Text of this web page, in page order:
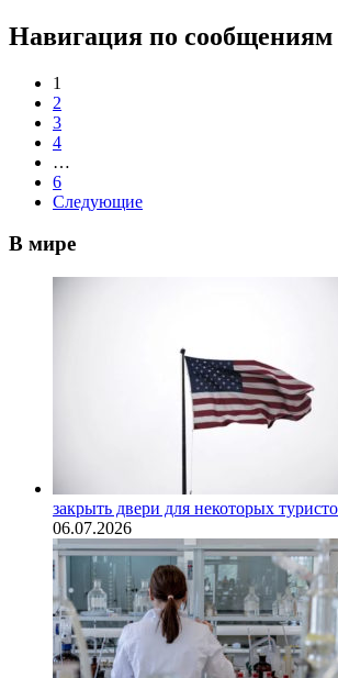
Навигация по сообщениям
1
2
3
4
…
6
Следующие
В мире
закрыть двери для некоторых
06.07.2026